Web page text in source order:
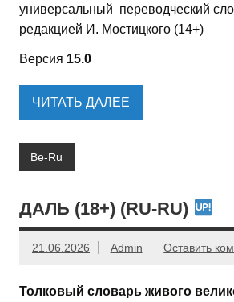
универсальный переводческий
редакцией И. Мостицкого (14+)
Версия 15.0
ЧИТАТЬ ДАЛЕЕ
Be-Ru
ДАЛЬ (18+) (RU-RU)
21.06.2026 Admin Оставить
Толковый словарь живого